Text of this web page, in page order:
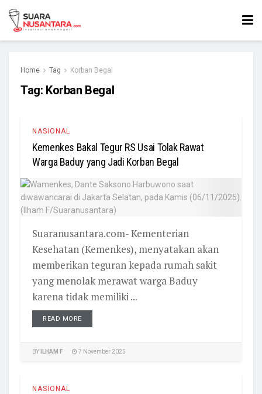
Home Tag Korban Begal
Tag: Korban Begal
NASIONAL
Kemenkes Bakal Tegur RS Usai Tolak Rawat
Warga Baduy yang Jadi Korban Begal
Suaranusantara.com- Kementerian
Kesehatan (Kemenkes), menyatakan akan
memberikan teguran kepada rumah sakit
yang menolak merawat warga Baduy
karena tidak memiliki ...
READ MORE
BY ILHAM F 7 November 2025
NASIONAL